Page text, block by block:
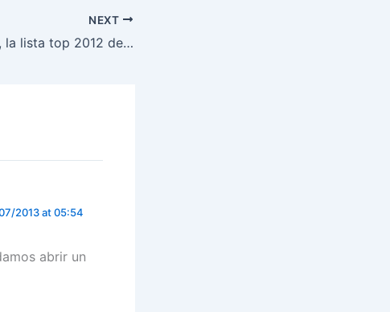
NEXT
Aplicaciones, la lista top 2012 de Lifehacker
2013 at 05:54
abrir un